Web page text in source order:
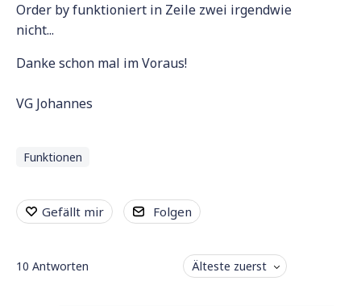
Order by funktioniert in Zeile zwei irgendwie
nicht...
Danke schon mal im Voraus!
VG Johannes
Funktionen
Gefällt mir Folgen
10 Antworten Älteste zuerst